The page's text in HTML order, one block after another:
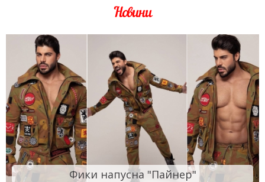
Новини
Фики напусна "Пайнер"